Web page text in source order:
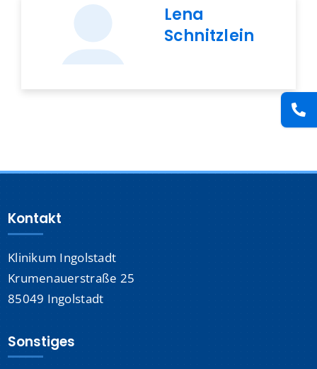
Lena
Schnitzlein
Kontakt
Klinikum Ingolstadt
Krumenauerstraße 25
85049 Ingolstadt
Sonstiges